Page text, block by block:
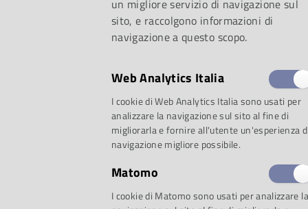
selezione:
un migliore servizio di navigazione sul
sito, e raccolgono informazioni di
navigazione a questo scopo.
Web Analytics Italia
I cookie di Web Analytics Italia sono usati per
analizzare la navigazione sul sito al fine di
migliorarla e fornire all'utente un'esperienza
navigazione migliore possibile.
Matomo
I cookie di Matomo sono usati per analizzare la